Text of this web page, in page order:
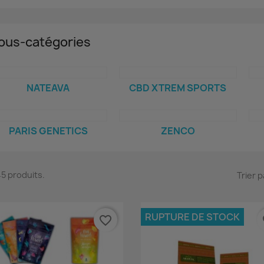
catégories
NATEAVA CBD XTREM SPORTS
PARIS GENETICS ZENCO
produits. Trier
favorite_border RUPTURE DE STOCK